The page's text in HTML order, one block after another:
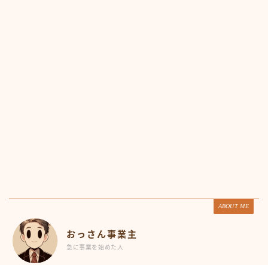
ABOUT ME
おっさん事業主
急に事業を始めた人